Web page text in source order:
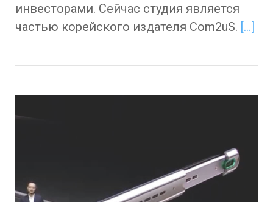
инвесторами. Сейчас студия является
частью корейского издателя Com2uS. […]